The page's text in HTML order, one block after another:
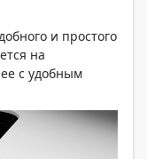
и простого
на
с удобным